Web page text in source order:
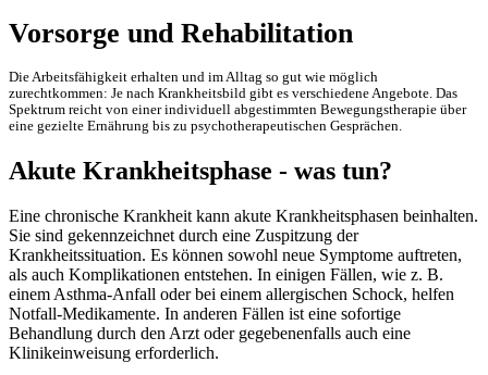
Vorsorge und Rehabilitation
Die Arbeitsfähigkeit erhalten und im Alltag so gut wie möglich
zurechtkommen: Je nach Krankheitsbild gibt es verschiedene Angebote. Das
Spektrum reicht von einer individuell abgestimmten Bewegungstherapie über
eine gezielte Ernährung bis zu psychotherapeutischen Gesprächen.
Akute Krankheitsphase - was tun?
Eine chronische Krankheit kann akute Krankheitsphasen beinhalten.
Sie sind gekennzeichnet durch eine Zuspitzung der
Krankheitssituation. Es können sowohl neue Symptome auftreten,
als auch Komplikationen entstehen. In einigen Fällen, wie z. B.
einem Asthma-Anfall oder bei einem allergischen Schock, helfen
Notfall-Medikamente. In anderen Fällen ist eine sofortige
Behandlung durch den Arzt oder gegebenenfalls auch eine
Klinikeinweisung erforderlich.